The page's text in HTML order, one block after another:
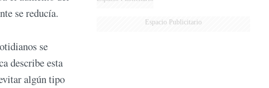
se reducía.
se
describe esta
algún tipo
Espacio Publicitario